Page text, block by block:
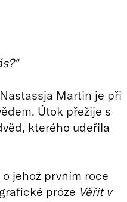
Martin je při
Útok přežije s
kterého udeřila
jehož prvním roce
próze Věřit v